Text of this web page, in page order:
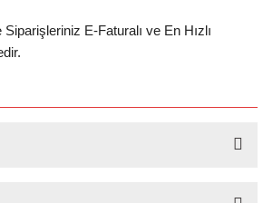
E-Faturalı ve En Hızlı